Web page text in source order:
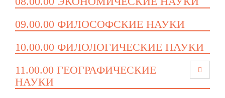
09.00.00 ФИЛОСОФСКИЕ НАУКИ
10.00.00 ФИЛОЛОГИЧЕСКИЕ НАУКИ
11.00.00 ГЕОГРАФИЧЕСКИЕ
НАУКИ